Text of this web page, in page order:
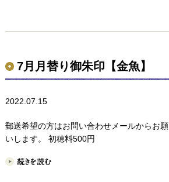
7月月替り御朱印【金魚】
2022.07.15
郵送希望の方はお問い合わせメールからお願
いします。 初穂料500円